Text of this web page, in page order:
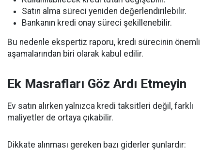
Satın alma süreci yeniden değerlendirilebilir.
Bankanın kredi onay süreci şekillenebilir.
Bu nedenle ekspertiz raporu, kredi sürecinin önemli
aşamalarından biri olarak kabul edilir.
Ek Masrafları Göz Ardı Etmeyin
Ev satın alırken yalnızca kredi taksitleri değil, farklı
maliyetler de ortaya çıkabilir.
Dikkate alınması gereken bazı giderler şunlardır: